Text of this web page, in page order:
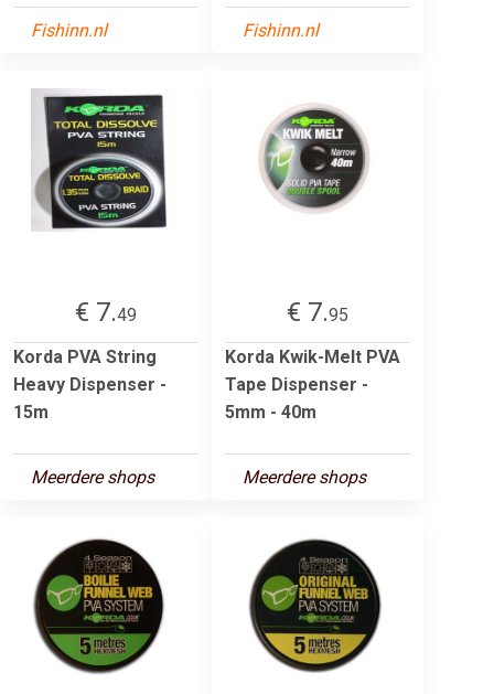
Fishinn.nl Fishinn.nl
€ 7.49
Korda PVA String
Heavy Dispenser -
15m
Meerdere shops
€ 7.95
Korda Kwik-Melt PVA
Tape Dispenser -
5mm - 40m
Meerdere shops